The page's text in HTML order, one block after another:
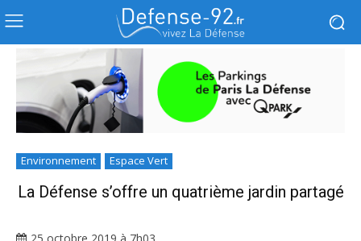
Environnement Espace Vert
La Défense s’offre un quatrième jardin partagé